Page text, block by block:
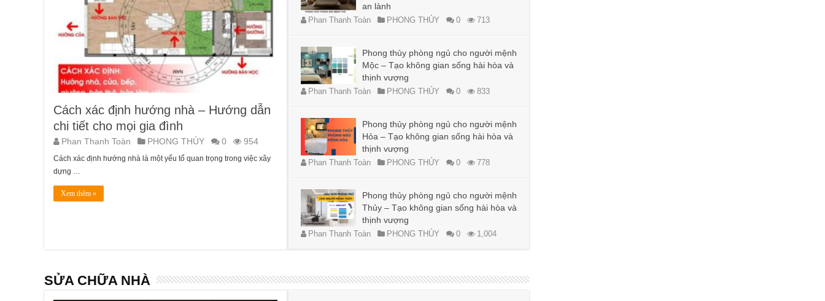
Cách xác định hướng nhà – Hướng dẫn
chi tiết cho mọi gia đình
Phan Thanh Toàn PHONG THỦY 0 954
Cách xác định hướng nhà là một yếu tố quan trọng trong việc xây
dựng …
Xem thêm »
an lành
Phan Thanh Toàn PHONG THỦY 0 713
Phong thủy phòng ngủ cho người mệnh
Mộc – Tạo không gian sống hài hòa và
thịnh vượng
Phan Thanh Toàn PHONG THỦY 0 833
Phong thủy phòng ngủ cho người mệnh
Hỏa – Tạo không gian sống hài hòa và
thịnh vượng
Phan Thanh Toàn PHONG THỦY 0 778
Phong thủy phòng ngủ cho người mệnh
Thủy – Tạo không gian sống hài hòa và
thịnh vượng
Phan Thanh Toàn PHONG THỦY 0 1,004
SỬA CHỮA NHÀ